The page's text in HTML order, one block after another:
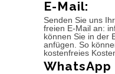
E-Mail:
Senden Sie uns
freien E-Mail an:
können Sie in der
anfügen. So
kostenfreies
WhatsApp